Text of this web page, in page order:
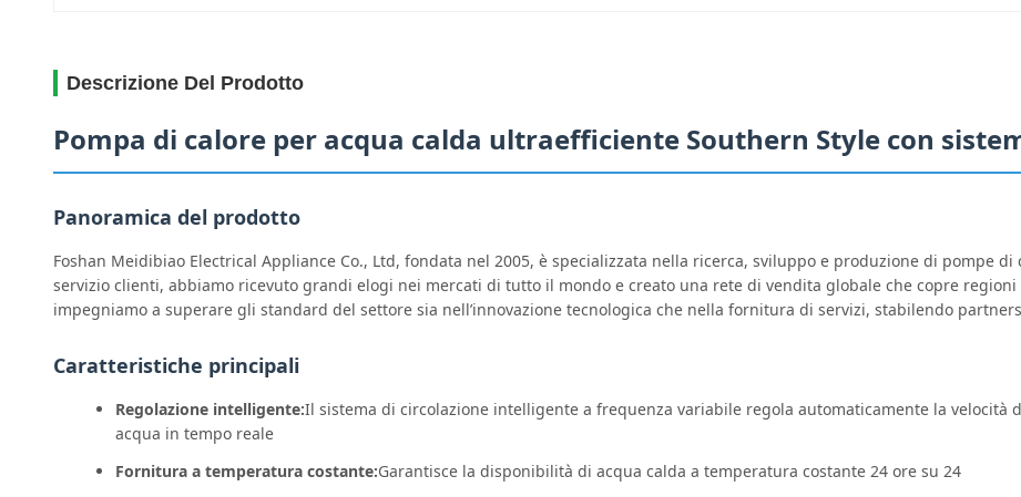
Descrizione Del Prodotto
Pompa di calore per acqua calda ultraefficiente Southern Style con
Panoramica del prodotto
Foshan Meidibiao Electrical Appliance Co., Ltd, fondata nel 2005, è specializzata nella ricerca, sviluppo e produzione di pompe
servizio clienti, abbiamo ricevuto grandi elogi nei mercati di tutto il mondo e creato una rete di vendita globale che copre regioni
impegniamo a superare gli standard del settore sia nell’innovazione tecnologica che nella fornitura di servizi, stabilendo
Caratteristiche principali
Regolazione intelligente:Il sistema di circolazione intelligente a frequenza variabile regola automaticamente la velocità
acqua in tempo reale
Fornitura a temperatura costante:Garantisce la disponibilità di acqua calda a temperatura costante 24 ore su 24